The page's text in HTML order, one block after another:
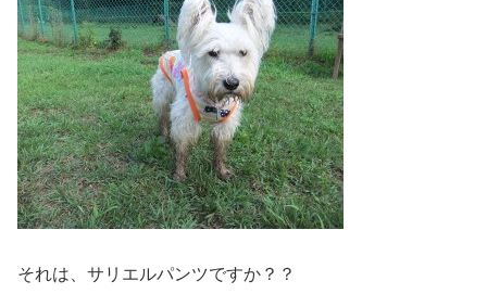
それは、サリエルパンツですか？？